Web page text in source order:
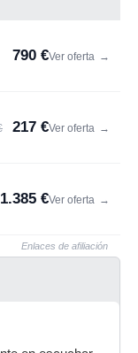
790 €Ver oferta →
217 €Ver oferta →
1.385 €Ver oferta →
Enlaces de afiliación